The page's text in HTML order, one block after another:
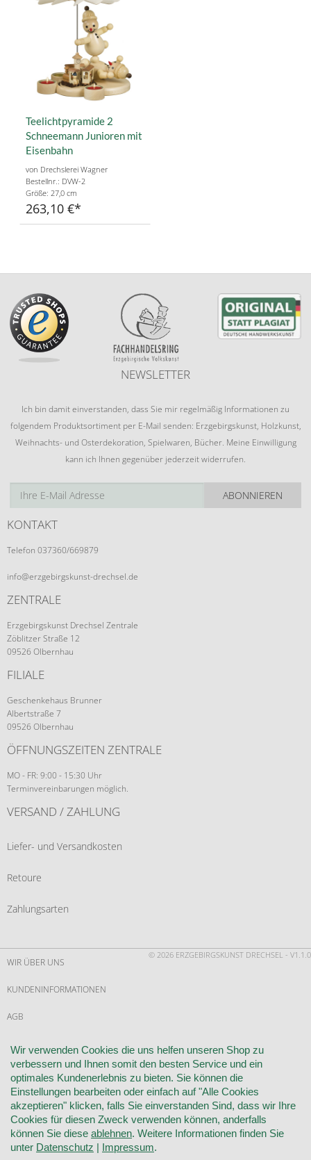
Teelichtpyramide 2
Schneemann Junioren mit
Eisenbahn
von Drechslerei Wagner
Bestellnr.: DVW-2
Größe: 27,0 cm
263,10 €
NEWSLETTER
Ich bin damit einverstanden, dass Sie mir regelmäßig Informationen zu
folgendem Produktsortiment per E-Mail senden: Erzgebirgskunst, Holzkunst,
Weihnachts- und Osterdekoration, Spielwaren, Bücher. Meine Einwilligung
kann ich Ihnen gegenüber jederzeit widerrufen.
ABONNIEREN
KONTAKT
Telefon 037360/669879
info@erzgebirgskunst-drechsel.de
ZENTRALE
Erzgebirgskunst Drechsel Zentrale
Zöblitzer Straße 12
09526 Olbernhau
FILIALE
Geschenkehaus Brunner
Albertstraße 7
09526 Olbernhau
ÖFFNUNGSZEITEN ZENTRALE
MO - FR: 9:00 - 15:30 Uhr
Terminvereinbarungen möglich.
VERSAND / ZAHLUNG
Liefer- und Versandkosten
Retoure
Zahlungsarten
© 2026 ERZGEBIRGSKUNST DRECHSEL - V1.1.0
WIR ÜBER UNS
KUNDENINFORMATIONEN
AGB
WIDERRUF
VERTRAG WIDERRUFEN
KONTAKT
DATENSCHUTZ
COOKIE-EINSTELLUNGEN
Wir verwenden Cookies die uns helfen unseren Shop zu
verbessern und Ihnen somit den besten Service und ein
optimales Kundenerlebnis zu bieten. Sie können die
Einstellungen bearbeiten oder einfach auf "Alle Cookies
akzeptieren" klicken, falls Sie einverstanden Sind, dass wir Ihre
Cookies für diesen Zweck verwenden können, anderfalls
können Sie diese ablehnen. Weitere Informationen finden Sie
unter Datenschutz | Impressum.